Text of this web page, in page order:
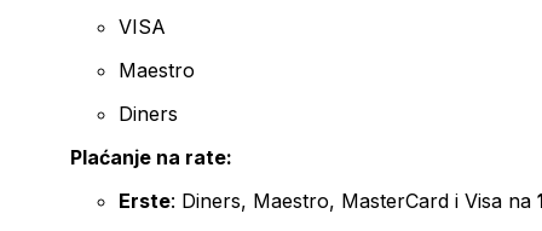
VISA
Maestro
Diners
Plaćanje na rate:
Erste: Diners, Maestro, MasterCard i Visa na